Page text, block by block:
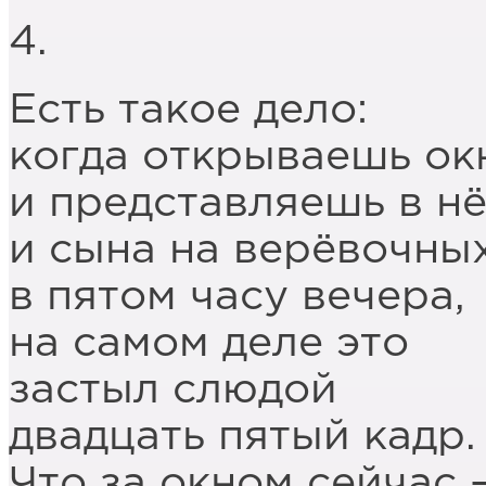
4.
Есть такое дело:
когда открываешь
и представляешь в
и сына на
в пятом часу вечера,
на самом деле это
застыл слюдой
двадцать пятый кадр.